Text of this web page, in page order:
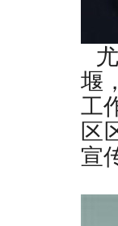
堰
工
区
宣